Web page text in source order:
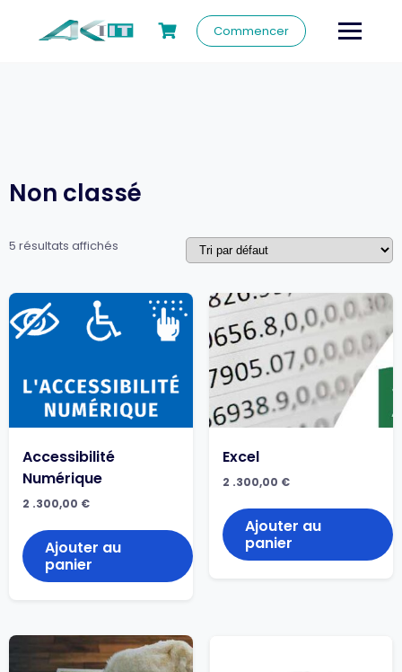
Commencer
Non classé
5 résultats affichés
Accessibilité
Numérique
2 .300,00 €
Ajouter au
panier
Excel
2 .300,00 €
Ajouter au
panier